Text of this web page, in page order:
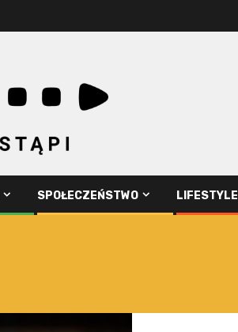
SPOŁECZEŃSTWO LIFESTYLE